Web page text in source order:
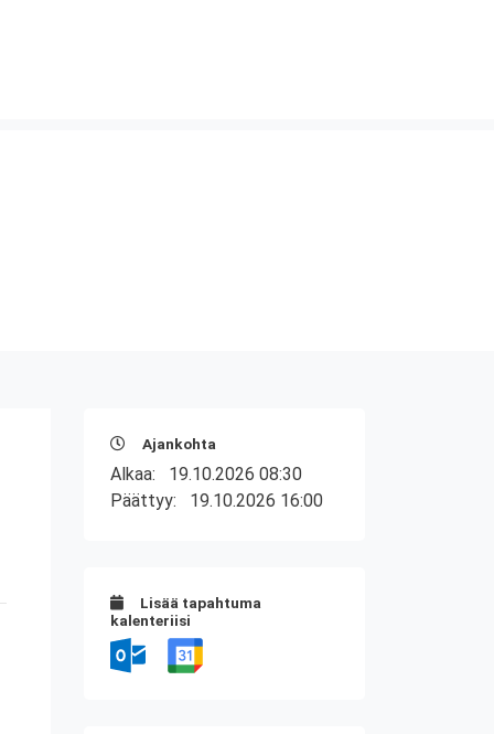
Ajankohta
Alkaa: 19.10.2026 08:30
Päättyy: 19.10.2026 16:00
Lisää tapahtuma
kalenteriisi